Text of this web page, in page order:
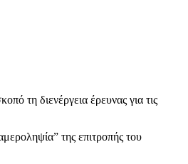
τη διενέργεια έρευνας για τις
της επιτροπής του